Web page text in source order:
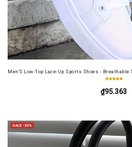
Men'S Low-Top Lace-Up Sports Shoes -
₫95.363
SALE -33%